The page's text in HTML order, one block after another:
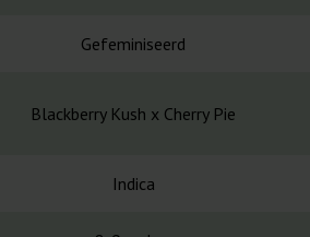
Gefeminiseerd
Blackberry Kush x Cherry Pie
Indica